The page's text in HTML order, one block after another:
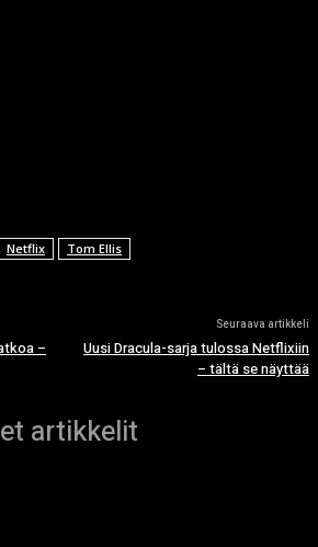
Netflix Tom Ellis
–
Seuraava artikkeli
Uusi Dracula-sarja tulossa Netflixiin
– tältä se näyttää
artikkelit